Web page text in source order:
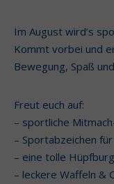
Im August wird’s
Kommt vorbei und
Bewegung, Spaß
Freut euch auf:
– sportliche
– Sportabzeichen
– eine tolle Hüpfburg
– leckere Waffeln &